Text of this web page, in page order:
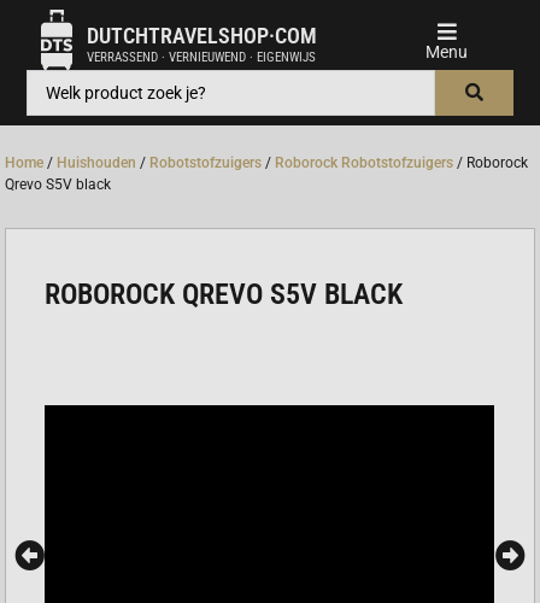
DUTCHTRAVELSHOP·COM
VERRASSEND · VERNIEUWEND · EIGENWIJS
Home / Huishouden / Robotstofzuigers / Roborock Robotstofzuigers / Roborock
Qrevo S5V black
ROBOROCK QREVO S5V BLACK